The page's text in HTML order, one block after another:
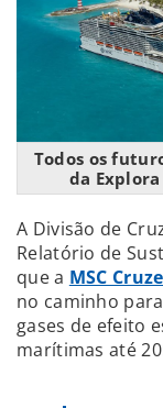
Todos os
da
A Divisão de
Relatório de
que a MSC
no caminho
gases de efeito
marítimas até